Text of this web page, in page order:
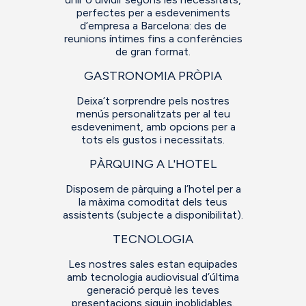
perfectes per a esdeveniments
d’empresa a Barcelona: des de
reunions íntimes fins a conferències
de gran format.
GASTRONOMIA PRÒPIA
Deixa’t sorprendre pels nostres
menús personalitzats per al teu
esdeveniment, amb opcions per a
tots els gustos i necessitats.
PÀRQUING A L'HOTEL
Disposem de pàrquing a l’hotel per a
la màxima comoditat dels teus
assistents (subjecte a disponibilitat).
TECNOLOGIA
Les nostres sales estan equipades
amb tecnologia audiovisual d’última
generació perquè les teves
presentacions siguin inoblidables.